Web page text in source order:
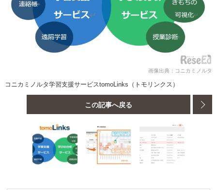
画像出典：コニカミノルタ
コニカミノルタ学習支援サービスtomoLinks（トモリンクス）
この記事へ戻る